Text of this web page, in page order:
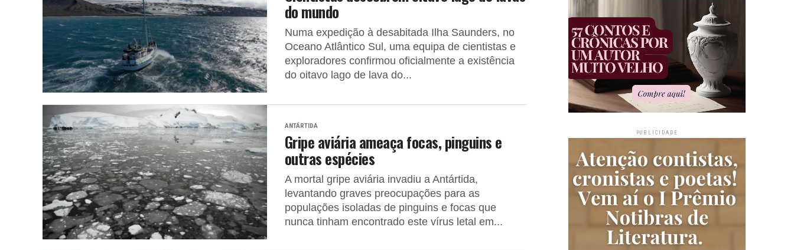
do mundo
Numa expedição à desabitada Ilha Saunders, no
Oceano Atlântico Sul, uma equipa de cientistas e
exploradores confirmou oficialmente a existência
do oitavo lago de lava do...
ANTÁRTIDA
Gripe aviária ameaça focas, pinguins e
outras espécies
A mortal gripe aviária invadiu a Antártida,
levantando graves preocupações para as
populações isoladas de pinguins e focas que
nunca tinham encontrado este vírus letal em...
PUBLICIDADE